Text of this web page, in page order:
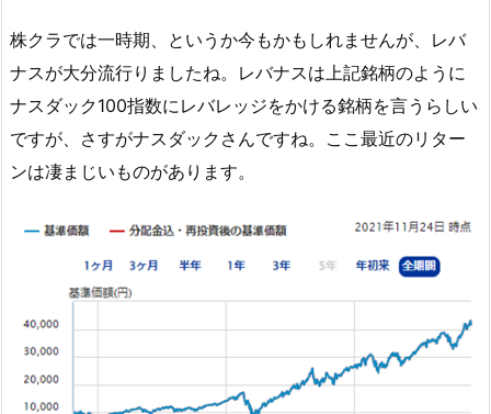
株クラでは一時期、というか今もかもしれませんが、レバ
ナスが大分流行りましたね。レバナスは上記銘柄のように
ナスダック100指数にレバレッジをかける銘柄を言うらしい
ですが、さすがナスダックさんですね。ここ最近のリター
ンは凄まじいものがあります。